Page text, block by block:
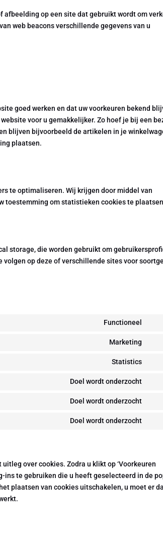
afbeelding op een site dat gebruikt wordt om
web beacons verschillende gegevens van u
goed werken en dat uw voorkeuren bekend
voor u gemakkelijker. Zo hoef je bij een
blijven bijvoorbeeld de artikelen in je
plaatsen.
te optimaliseren. Wij krijgen door middel van
toestemming om statistieken cookies te
storage, die worden gebruikt om
op deze of verschillende sites voor
Functioneel
Marketing
Statistics
Doel wordt onderzocht
Doel wordt onderzocht
Doel wordt onderzocht
over cookies. Zodra u klikt op ‘Voorkeuren
ins te gebruiken die u heeft geselecteerd in de
plaatsen van cookies uitschakelen, u moet er